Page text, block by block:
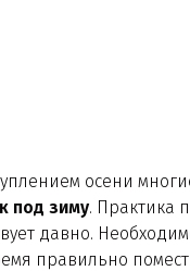
осени
под зиму. Практика
давно.
правильно